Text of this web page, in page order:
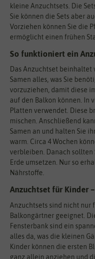
kleine Anzuchtsets. Die
Sie können die Sets aber
Vorziehen können Sie die
ermöglicht einen frühen
So funktioniert ein
Das Anzuchtset beinhaltet
Samen alles, was Sie
vorzuziehen, damit diese
auf den Balkon können. In
Platten verwendet. Diese
mischen. Anschließend
Samen an und halten Sie
warm. Circa 4 Wochen
verbleiben. Danach sollten
Erde umsetzen. Nur so
Nährstoffe.
Anzuchtset für Kinder
Anzuchtsets sind nicht nur
Balkongärtner geeignet.
Fensterbank sind ein
alles da, was die kleinen
Kinder können die ersten
ganz allein anziehen und